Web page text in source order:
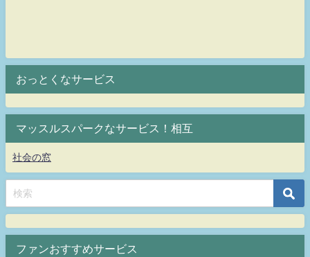
おっとくなサービス
マッスルスパークなサービス！相互
社会の窓
ファンおすすめサービス